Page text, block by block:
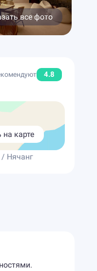
все фото
4.8
на карте
/ Нячанг